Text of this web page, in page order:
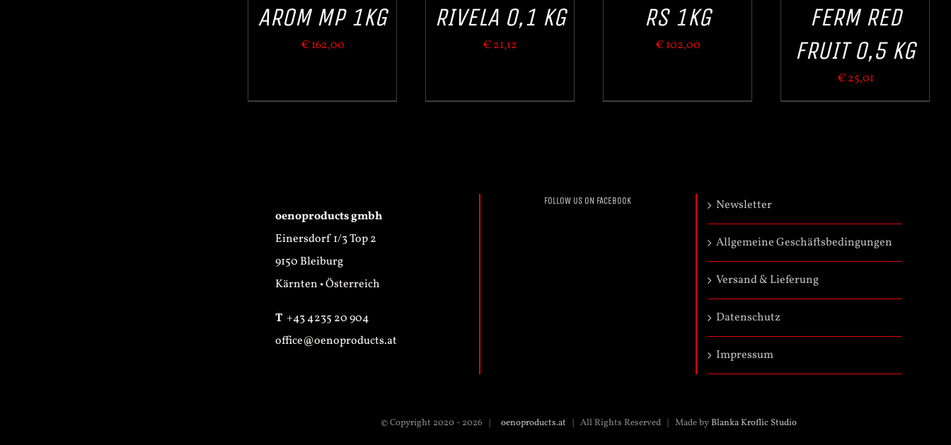
AROM MP 1KG
€162,00
RIVELA 0,1 KG
€21,12
RS 1KG
€102,00
FERM RED
FRUIT 0,5 KG
€25,01
oenoproducts gmbh
Einersdorf 1/3 Top 2
9150 Bleiburg
Kärnten • Österreich
T+43 4235 20 904
office@oenoproducts.at
FOLLOW US ON FACEBOOK Newsletter
Allgemeine Geschäftsbedingungen
Versand & Lieferung
Datenschutz
Impressum
© Copyright 2020 - 2026 | oenoproducts.at | All Rights Reserved | Made byBlanka Kroflic Studio